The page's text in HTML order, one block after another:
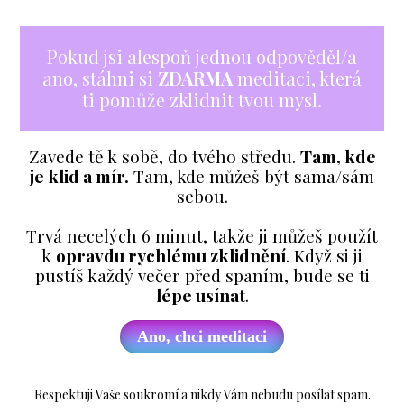
Pokud jsi alespoň jednou odpověděl/a
ano, stáhni si ZDARMAmeditaci, která
ti pomůže zklidnit tvou mysl.
Zavede tě k sobě, do tvého středu. Tam, kde
je klid a mír. Tam, kde můžeš být sama/sám
sebou.
Trvá necelých 6 minut, takže ji můžeš použít
k opravdu rychlému zklidnění. Když si ji
pustíš každý večer před spaním, bude se ti
lépe usínat.
Ano, chci meditaci
Respektuji Vaše soukromí a nikdy Vám nebudu posílat spam.